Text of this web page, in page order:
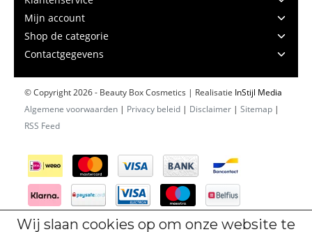
Mijn account
Shop de categorie
Contactgegevens
© Copyright 2026 - Beauty Box Cosmetics | Realisatie InStijl Media
Algemene voorwaarden | Privacy beleid | Disclaimer | Sitemap |
RSS Feed
Wij slaan cookies op om onze website te